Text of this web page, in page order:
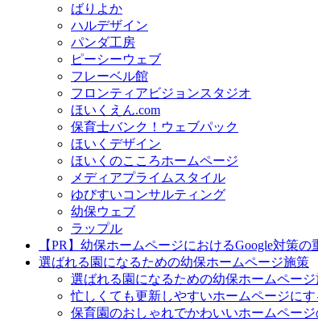
ばりよか
ハルデザイン
パンダ工房
ピーシーウェブ
フレーベル館
フロンティアビジョンスタジオ
ほいくえん.com
保育士バンク！ウェブパック
ほいくデザイン
ほいくのこころホームページ
メディアプライムスタイル
ゆびすいコンサルティング
幼保ウェブ
ラップル
【PR】幼保ホームページにおけるGoogle対策の
選ばれる園になるための幼保ホームページ施策
選ばれる園になるための幼保ホームページ
忙しくても更新しやすいホームページにす
保育園のおしゃれでかわいいホームペー